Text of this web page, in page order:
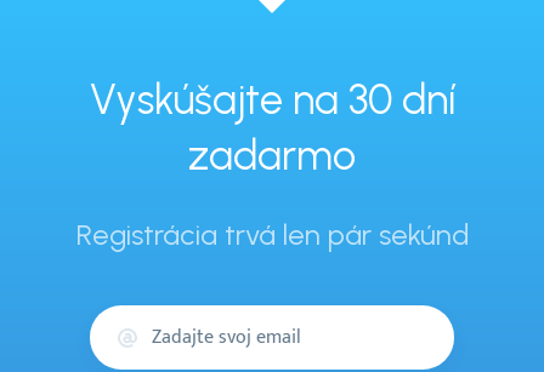
Vyskúšajte na 30 dní
zadarmo
Registrácia trvá len pár sekúnd
Váš
email